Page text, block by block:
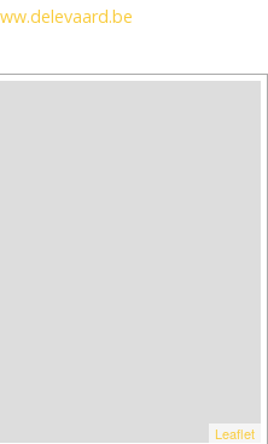
Leaflet